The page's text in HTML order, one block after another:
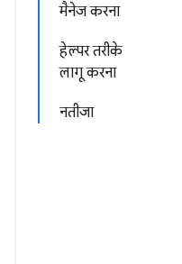
मैनेज करना
हेल्पर तरीके
लागू करना
नतीजा